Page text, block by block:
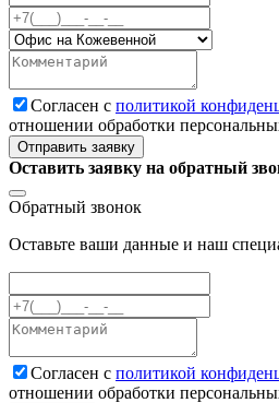
Cогласен с политикой
отношении обработки
Отправить заявку
Оставить заявку на обратный
Обратный звонок
Оставьте ваши данные и наш
Cогласен с политикой
отношении обработки